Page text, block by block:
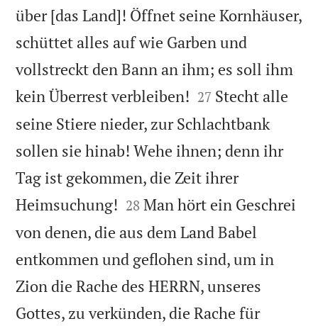
über [das Land]! Öffnet seine Kornhäuser,
schüttet alles auf wie Garben und
vollstreckt den Bann an ihm; es soll ihm
kein Überrest verbleiben! 

27 Stecht alle
seine Stiere nieder, zur Schlachtbank
sollen sie hinab! Wehe ihnen; denn ihr
Tag ist gekommen, die Zeit ihrer
Heimsuchung! 

28 Man hört ein Geschrei
von denen, die aus dem Land Babel
entkommen und geflohen sind, um in
Zion die Rache des HERRN, unseres
Gottes, zu verkünden, die Rache für